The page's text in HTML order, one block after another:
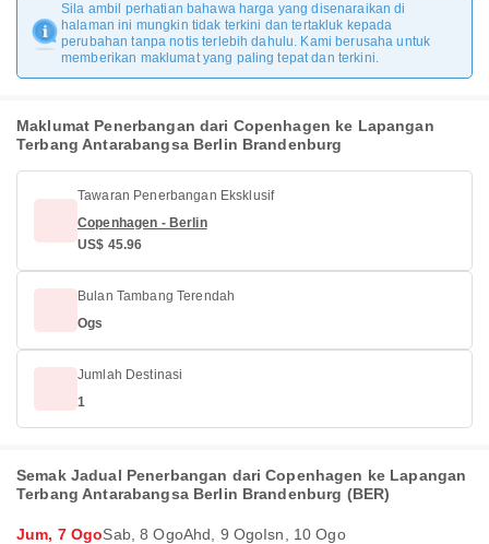
Sila ambil perhatian bahawa harga yang disenaraikan di
halaman ini mungkin tidak terkini dan tertakluk kepada
perubahan tanpa notis terlebih dahulu. Kami berusaha untuk
memberikan maklumat yang paling tepat dan terkini.
Maklumat Penerbangan dari Copenhagen ke Lapangan
Terbang Antarabangsa Berlin Brandenburg
Tawaran Penerbangan Eksklusif
Copenhagen - Berlin
US$ 45.96
Bulan Tambang Terendah
Ogs
Jumlah Destinasi
1
Semak Jadual Penerbangan dari Copenhagen ke Lapangan
Terbang Antarabangsa Berlin Brandenburg (BER)
Jum, 7 OgoSab, 8 OgoAhd, 9 OgoIsn, 10 Ogo